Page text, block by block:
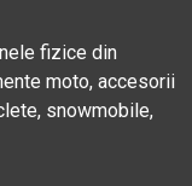
fizice din
moto, accesorii
snowmobile,